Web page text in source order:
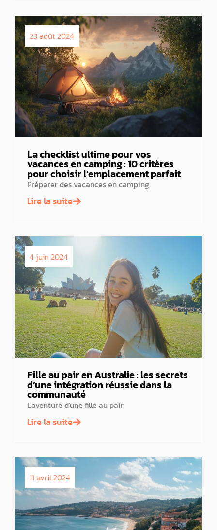
23 août 2024
La checklist ultime pour vos
vacances en camping : 10 critères
pour choisir l’emplacement parfait
Préparer des vacances en camping
Lire la suite
4 juin 2024
Fille au pair en Australie : les secrets
d’une intégration réussie dans la
communauté
L'aventure d'une fille au pair
Lire la suite
11 avril 2024